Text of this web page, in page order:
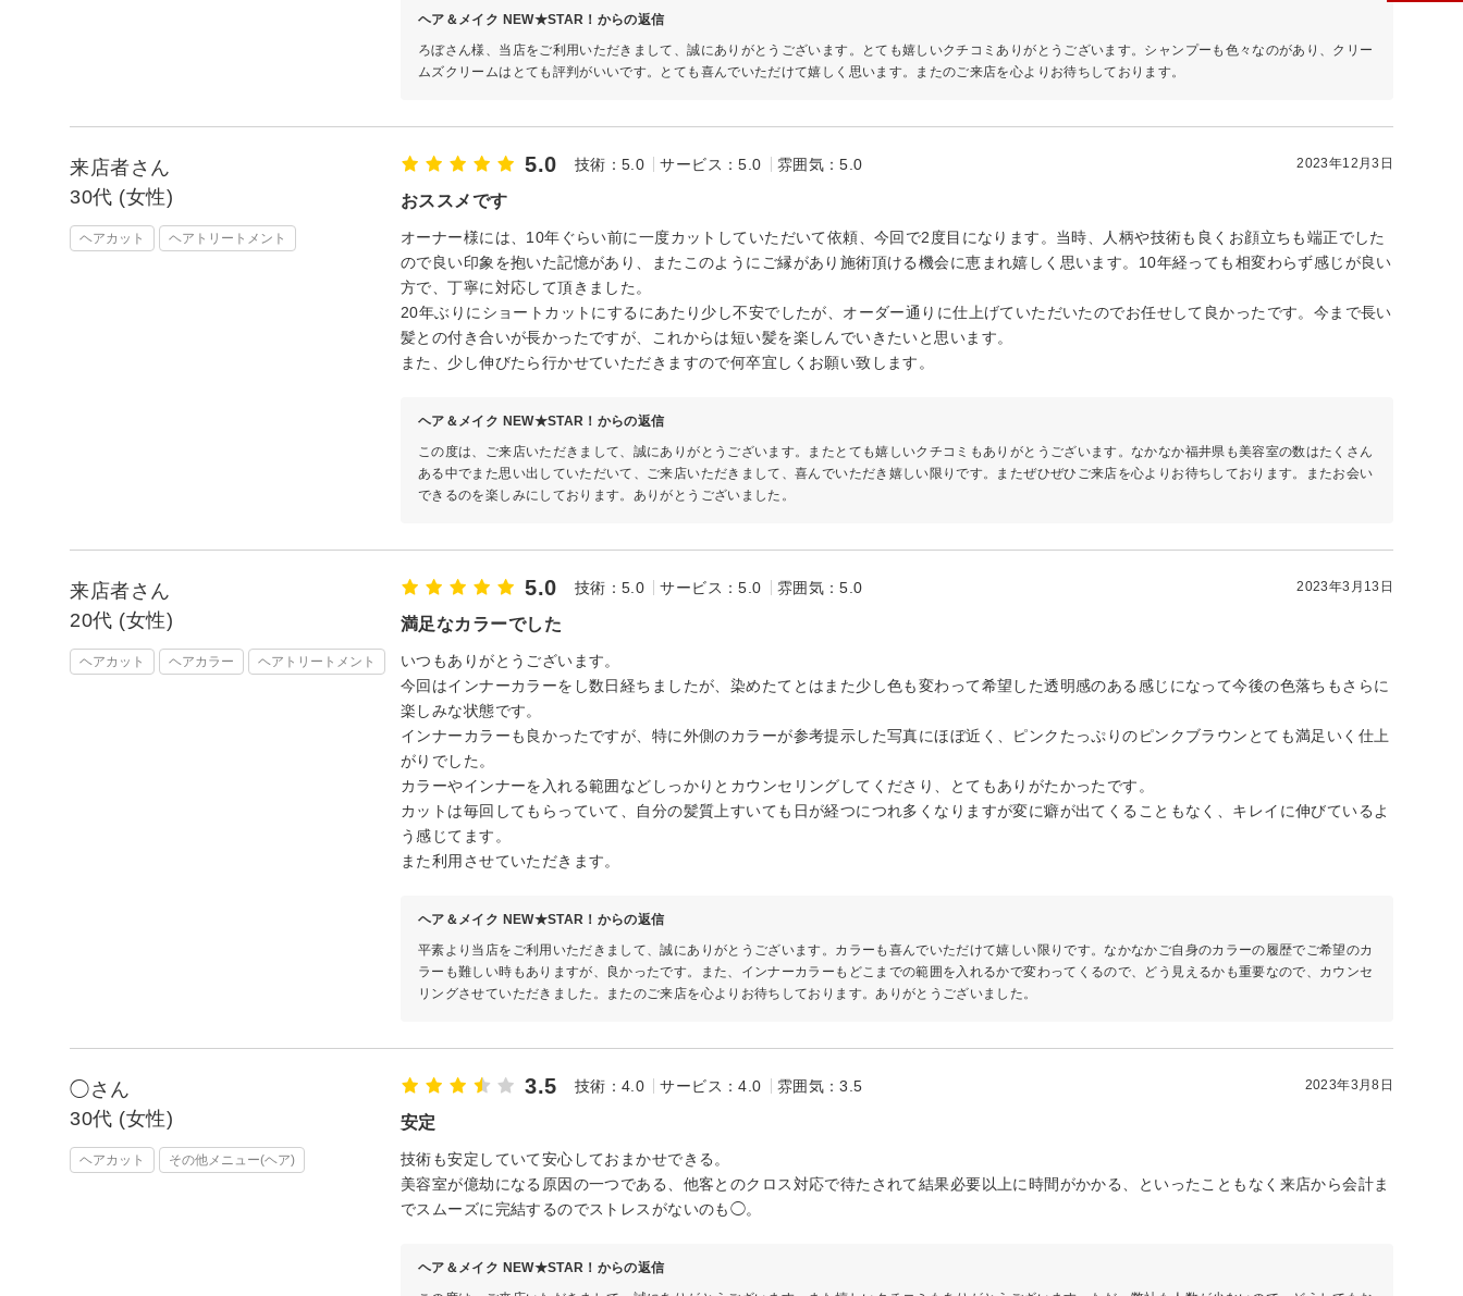
ヘア＆メイク NEW★STAR！からの返信
ろぼさん様、当店をご利用いただきまして、誠にありがとうございます。とても嬉しいクチコミありがとうございます。シャンプーも色々なのがあり、クリー
ムズクリームはとても評判がいいです。とても喜んでいただけて嬉しく思います。またのご来店を心よりお待ちしております。
来店者さん
30代 (女性)
ヘアカット ヘアトリートメント
5.0 技術：5.0 サービス：5.0 雰囲気：5.0 2023年12月3日
おススメです
オーナー様には、10年ぐらい前に一度カットしていただいて依頼、今回で2度目になります。当時、人柄や技術も良くお顔立ちも端正でした
ので良い印象を抱いた記憶があり、またこのようにご縁があり施術頂ける機会に恵まれ嬉しく思います。10年経っても相変わらず感じが良い
方で、丁寧に対応して頂きました。
20年ぶりにショートカットにするにあたり少し不安でしたが、オーダー通りに仕上げていただいたのでお任せして良かったです。今まで長い
髪との付き合いが長かったですが、これからは短い髪を楽しんでいきたいと思います。
また、少し伸びたら行かせていただきますので何卒宜しくお願い致します。
ヘア＆メイク NEW★STAR！からの返信
この度は、ご来店いただきまして、誠にありがとうございます。またとても嬉しいクチコミもありがとうございます。なかなか福井県も美容室の数はたくさん
ある中でまた思い出していただいて、ご来店いただきまして、喜んでいただき嬉しい限りです。またぜひぜひご来店を心よりお待ちしております。またお会い
できるのを楽しみにしております。ありがとうございました。
来店者さん
20代 (女性)
ヘアカット ヘアカラー ヘアトリートメント
5.0 技術：5.0 サービス：5.0 雰囲気：5.0 2023年3月13日
満足なカラーでした
いつもありがとうございます。
今回はインナーカラーをし数日経ちましたが、染めたてとはまた少し色も変わって希望した透明感のある感じになって今後の色落ちもさらに
楽しみな状態です。
インナーカラーも良かったですが、特に外側のカラーが参考提示した写真にほぼ近く、ピンクたっぷりのピンクブラウンとても満足いく仕上
がりでした。
カラーやインナーを入れる範囲などしっかりとカウンセリングしてくださり、とてもありがたかったです。
カットは毎回してもらっていて、自分の髪質上すいても日が経つにつれ多くなりますが変に癖が出てくることもなく、キレイに伸びているよ
う感じてます。
また利用させていただきます。
ヘア＆メイク NEW★STAR！からの返信
平素より当店をご利用いただきまして、誠にありがとうございます。カラーも喜んでいただけて嬉しい限りです。なかなかご自身のカラーの履歴でご希望のカ
ラーも難しい時もありますが、良かったです。また、インナーカラーもどこまでの範囲を入れるかで変わってくるので、どう見えるかも重要なので、カウンセ
リングさせていただきました。またのご来店を心よりお待ちしております。ありがとうございました。
◯さん
30代 (女性)
ヘアカット その他メニュー(ヘア)
3.5 技術：4.0 サービス：4.0 雰囲気：3.5 2023年3月8日
安定
技術も安定していて安心しておまかせできる。
美容室が億劫になる原因の一つである、他客とのクロス対応で待たされて結果必要以上に時間がかかる、といったこともなく来店から会計ま
でスムーズに完結するのでストレスがないのも◯。
ヘア＆メイク NEW★STAR！からの返信